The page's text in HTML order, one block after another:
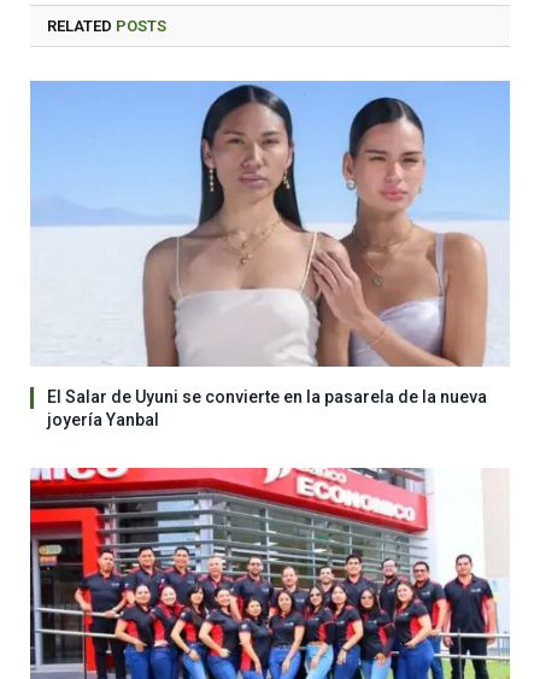
RELATED POSTS
El Salar de Uyuni se convierte en la pasarela de la nueva
joyería Yanbal